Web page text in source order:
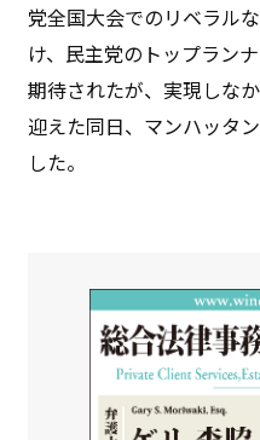
党全国大会でのリベラル
け、民主党のトップラン
期待されたが、実現しな
迎えた同日、マンハッタ
した。